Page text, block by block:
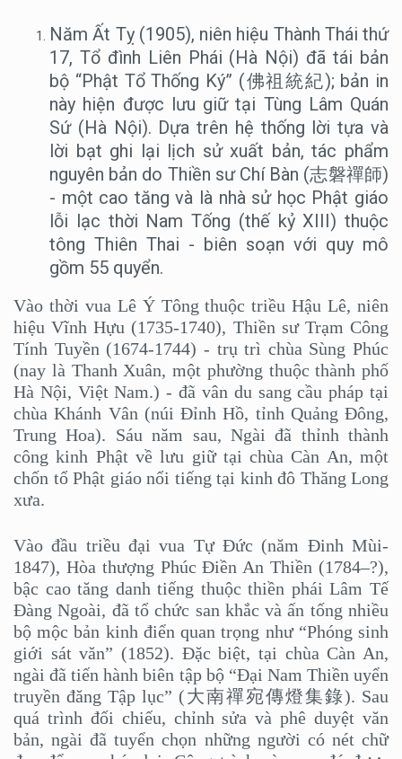
Năm Ất Tỵ (1905), niên hiệu Thành Thái thứ
17, Tổ đình Liên Phái (Hà Nội) đã tái bản
bộ “Phật Tổ Thống Ký” (佛祖統紀); bản in
này hiện được lưu giữ tại Tùng Lâm Quán
Sứ (Hà Nội). Dựa trên hệ thống lời tựa và
lời bạt ghi lại lịch sử xuất bản, tác phẩm
nguyên bản do Thiền sư Chí Bàn (志磐禪師)
- một cao tăng và là nhà sử học Phật giáo
lỗi lạc thời Nam Tống (thế kỷ XIII) thuộc
tông Thiên Thai - biên soạn với quy mô
gồm 55 quyển.
Vào thời vua Lê Ý Tông thuộc triều Hậu Lê, niên
hiệu Vĩnh Hựu (1735-1740), Thiền sư Trạm Công
Tính Tuyền (1674-1744) - trụ trì chùa Sùng Phúc
(nay là Thanh Xuân, một phường thuộc thành phố
Hà Nội, Việt Nam.) - đã vân du sang cầu pháp tại
chùa Khánh Vân (núi Đỉnh Hồ, tỉnh Quảng Đông,
Trung Hoa). Sáu năm sau, Ngài đã thỉnh thành
công kinh Phật về lưu giữ tại chùa Càn An, một
chốn tổ Phật giáo nổi tiếng tại kinh đô Thăng Long
xưa.
Vào đầu triều đại vua Tự Đức (năm Đinh Mùi-
1847), Hòa thượng Phúc Điền An Thiền (1784–?),
bậc cao tăng danh tiếng thuộc thiền phái Lâm Tế
Đàng Ngoài, đã tổ chức san khắc và ấn tống nhiều
bộ mộc bản kinh điển quan trọng như “Phóng sinh
giới sát văn” (1852). Đặc biệt, tại chùa Càn An,
ngài đã tiến hành biên tập bộ “Đại Nam Thiền uyển
truyền đăng Tập lục” (大南禪宛傳燈集錄). Sau
quá trình đối chiếu, chỉnh sửa và phê duyệt văn
bản, ngài đã tuyển chọn những người có nét chữ